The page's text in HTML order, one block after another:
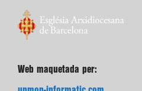
Web maquetada per: